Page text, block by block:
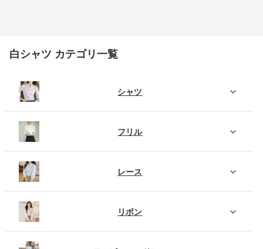
白シャツ カテゴリ一覧
シャツ
フリル
レース
リボン